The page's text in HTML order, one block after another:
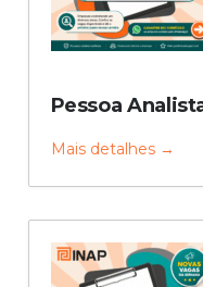
Pessoa
Mais detalhes